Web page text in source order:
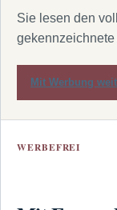
Sie lesen den
gekennzeichnete
Mit Werbung
WERBEFREI